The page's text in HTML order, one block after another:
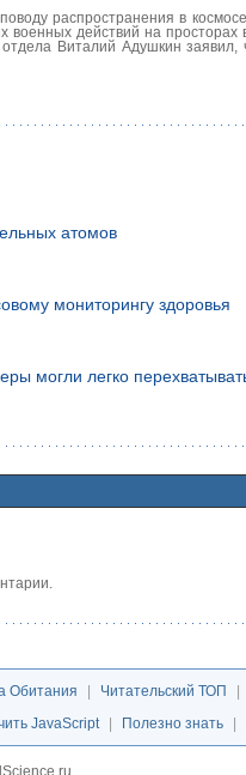
распространения в
военных действий на просторах
Виталий Адушкин заявил,
атомов
мониторингу здоровья
могли легко
Обитания | Читательский ТОП |
JavaScript | Полезно знать |